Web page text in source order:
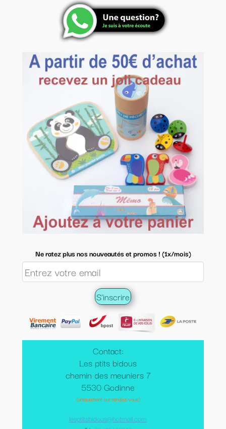
Contact:
Les ptits bidous
chemin des meuniers 7
5530 Godinne
(uniquement sur rendez-vous)
lesptitsbidous@hotmail.com
Ne ratez plus nos nouveautés et promos ! (1x/mois)